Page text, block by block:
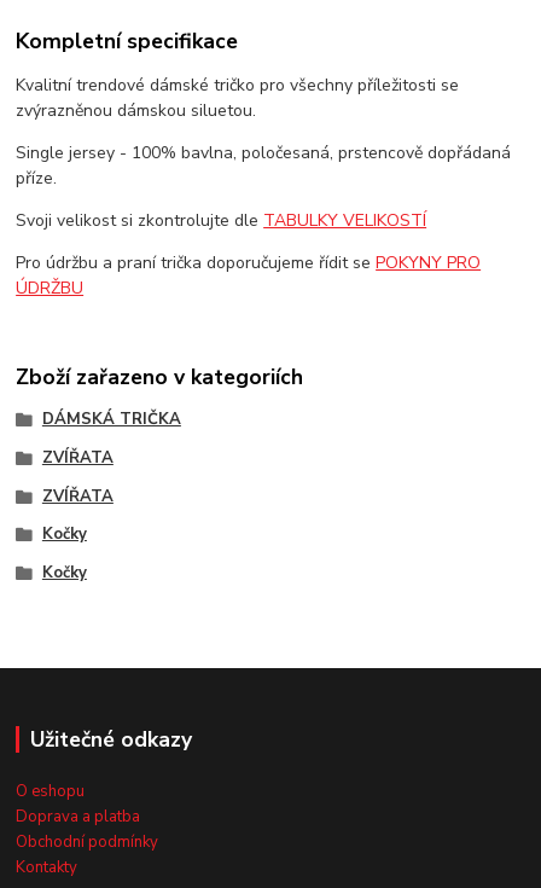
Kompletní specifikace
Kvalitní trendové dámské tričko pro všechny příležitosti se
zvýrazněnou dámskou siluetou.
Single jersey - 100% bavlna, poločesaná, prstencově dopřádaná
příze.
Svoji velikost si zkontrolujte dle TABULKY VELIKOSTÍ
Pro údržbu a praní trička doporučujeme řídit sePOKYNY PRO
ÚDRŽBU
Zboží zařazeno v kategoriích
DÁMSKÁ TRIČKA
ZVÍŘATA
ZVÍŘATA
Kočky
Kočky
Užitečné odkazy
O eshopu
Doprava a platba
Obchodní podmínky
Kontakty